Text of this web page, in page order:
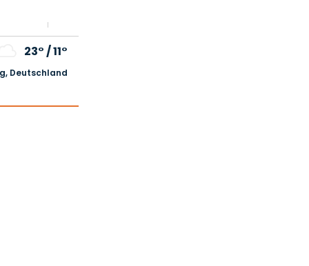
23°/11°
Deutschland